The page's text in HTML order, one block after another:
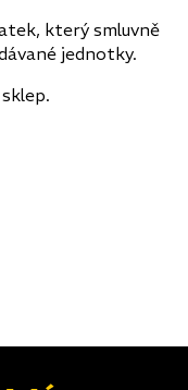
který smluvně
jednotky.